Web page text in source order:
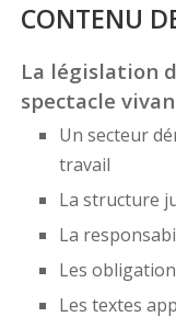
CONTENU
La législation
spectacle
Un secteur
travail
La structure
La
Les
Les textes